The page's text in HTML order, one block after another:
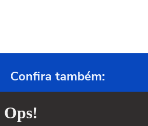
Confira também: